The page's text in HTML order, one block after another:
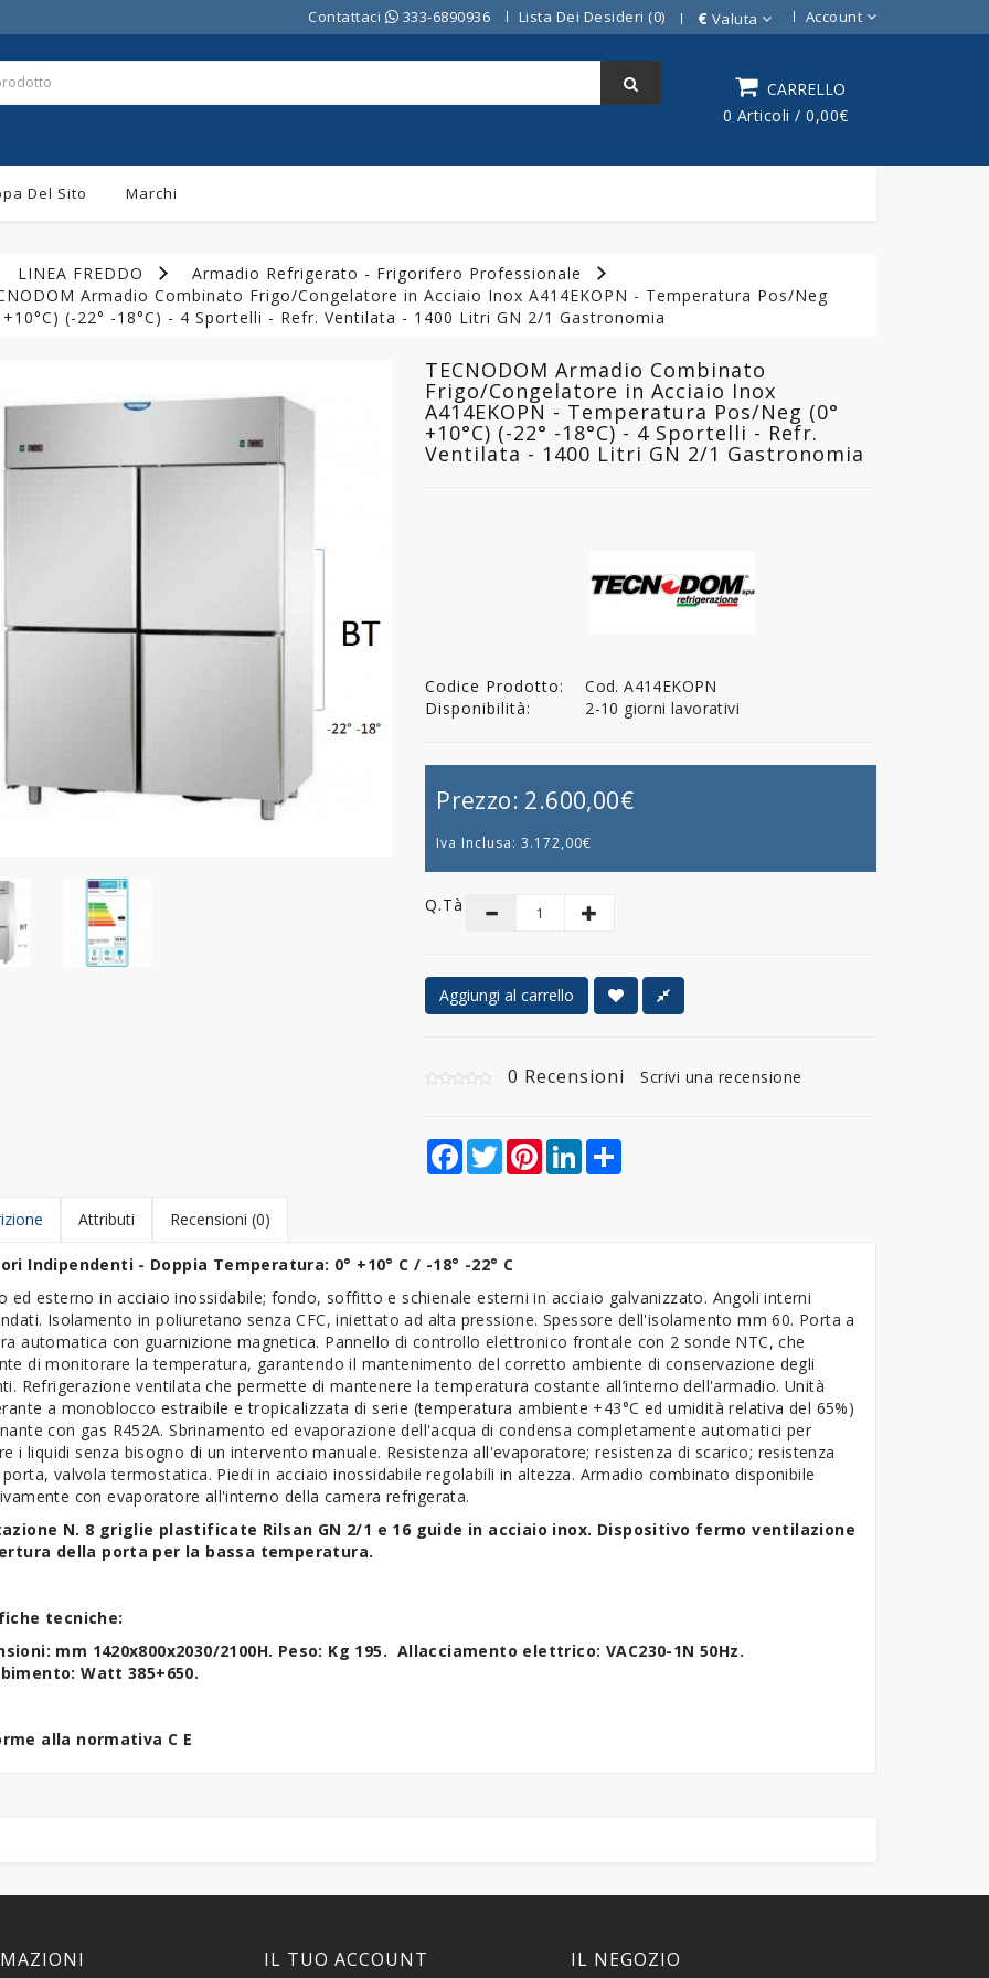
Contattaci 333-6890936 Lista Dei Desideri (0) € Valuta Account
CARRELLO
0 Articoli / 0,00€
Del Sito Marchi
LINEA FREDDO
Armadio Refrigerato - Frigorifero Professionale
Armadio Combinato Frigo/Congelatore in Acciaio Inox A414EKOPN - Temperatura Pos/Neg
+10°C) (-22° -18°C) - 4 Sportelli - Refr. Ventilata - 1400 Litri GN 2/1 Gastronomia
TECNODOM Armadio Combinato
Frigo/Congelatore in Acciaio Inox
A414EKOPN - Temperatura Pos/Neg (0°
+10°C) (-22° -18°C) - 4 Sportelli - Refr.
Ventilata - 1400 Litri GN 2/1 Gastronomia
Codice Prodotto:
Cod. A414EKOPN
Disponibilità:
2-10 giorni lavorativi
Prezzo: 2.600,00€
Iva Inclusa:3.172,00€
Q.tà
Aggiungi al carrello
0 Recensioni Scrivi una recensione
Facebook
TwitterPinterestLinkedIn
Attributi Recensioni (0)
Indipendenti - Doppia Temperatura: 0° +10° C / -18° -22° C
ed esterno in acciaio inossidabile; fondo, soffitto e schienale esterni in acciaio galvanizzato. Angoli interni
Isolamento in poliuretano senza CFC, iniettato ad alta pressione. Spessore dell'isolamento mm 60. Porta a
automatica con guarnizione magnetica. Pannello di controllo elettronico frontale con 2 sonde NTC, che
di monitorare la temperatura, garantendo il mantenimento del corretto ambiente di conservazione degli
Refrigerazione ventilata che permette di mantenere la temperatura costante all’interno dell'armadio. Unità
a monoblocco estraibile e tropicalizzata di serie (temperatura ambiente +43°C ed umidità relativa del 65%)
con gas R452A. Sbrinamento ed evaporazione dell'acqua di condensa completamente automatici per
i liquidi senza bisogno di un intervento manuale. Resistenza all'evaporatore; resistenza di scarico; resistenza
valvola termostatica. Piedi in acciaio inossidabile regolabili in altezza. Armadio combinato disponibile
con evaporatore all'interno della camera refrigerata.
N. 8 griglie plastificate Rilsan GN 2/1 e 16 guide in acciaio inox. Dispositivo fermo ventilazione
della porta per la bassa temperatura.
tecniche:
mm 1420x800x2030/2100H. Peso: Kg 195. Allacciamento elettrico: VAC230-1N 50Hz.
Watt 385+650.
alla normativa C E
IL TUO ACCOUNT IL NEGOZIO